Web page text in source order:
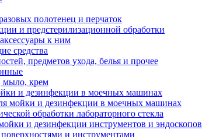
полотенец и перчаток
и предстерилизационной обработки
к ним
средства
предметов ухода, белья и прочее
мыло, крем
и дезинфекции в моечных машинах
мойки и дезинфекции в моечных машинах
обработки лабораторного стекла
и дезинфекции инструментов и эндоскопов
поверхностями и инструментами